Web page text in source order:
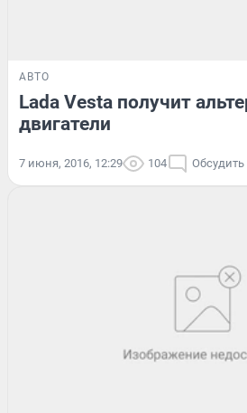
АВТО
Lada Vesta получит
двигатели
7 июня, 2016, 12:29 104 Обсудить